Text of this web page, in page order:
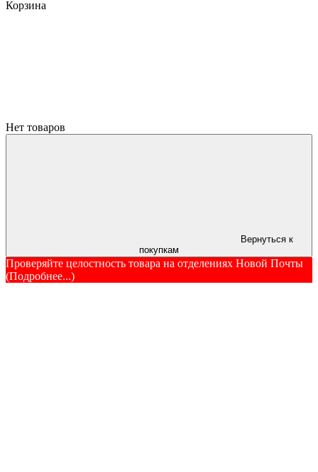
Корзина
Нет товаров
Вернуться к
покупкам
Проверяйте целостность товара на отделениях Новой Почты
(Подробнее...)